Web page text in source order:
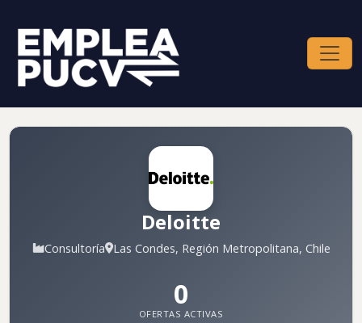
Deloitte
Consultoría Las Condes, Región Metropolitana, Chile
0
OFERTAS ACTIVAS